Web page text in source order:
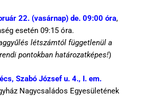
22. (vasárnap) de. 09:00 óra,
esetén 09:15 óra.
létszámtól függetlenül a
pontokban határozatképes!)
Szabó József u. 4., I. em.
Nagycsaládos Egyesületének